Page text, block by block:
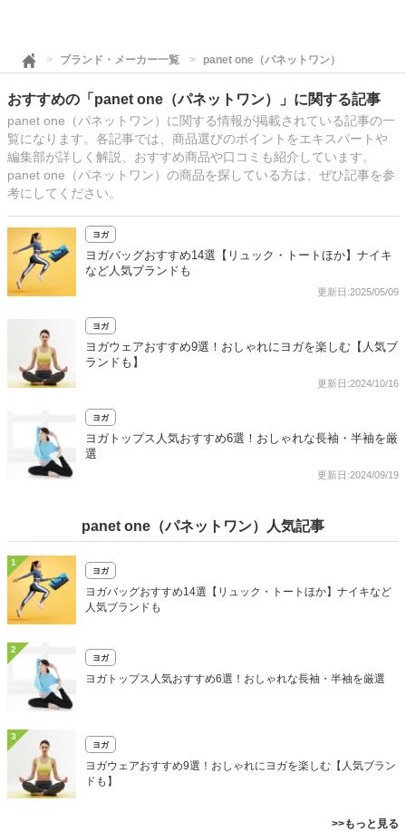
ブランド・メーカー一覧 panet one（パネットワン）
おすすめの「panet one（パネットワン）」に関する記事
panet one（パネットワン）に関する情報が掲載されている記事の一
覧になります。各記事では、商品選びのポイントをエキスパートや
編集部が詳しく解説、おすすめ商品や口コミも紹介しています。
panet one（パネットワン）の商品を探している方は、ぜひ記事を参
考にしてください。
ヨガ
ヨガバッグおすすめ14選【リュック・トートほか】ナイキ
など人気ブランドも
更新日:2025/05/09
ヨガ
ヨガウェアおすすめ9選！おしゃれにヨガを楽しむ【人気ブ
ランドも】
更新日:2024/10/16
ヨガ
ヨガトップス人気おすすめ6選！おしゃれな長袖・半袖を厳
選
更新日:2024/09/19
panet one（パネットワン）人気記事
1
ヨガ
ヨガバッグおすすめ14選【リュック・トートほか】ナイキなど
人気ブランドも
2
ヨガ
ヨガトップス人気おすすめ6選！おしゃれな長袖・半袖を厳選
3
ヨガ
ヨガウェアおすすめ9選！おしゃれにヨガを楽しむ【人気ブラン
ドも】
>>もっと見る